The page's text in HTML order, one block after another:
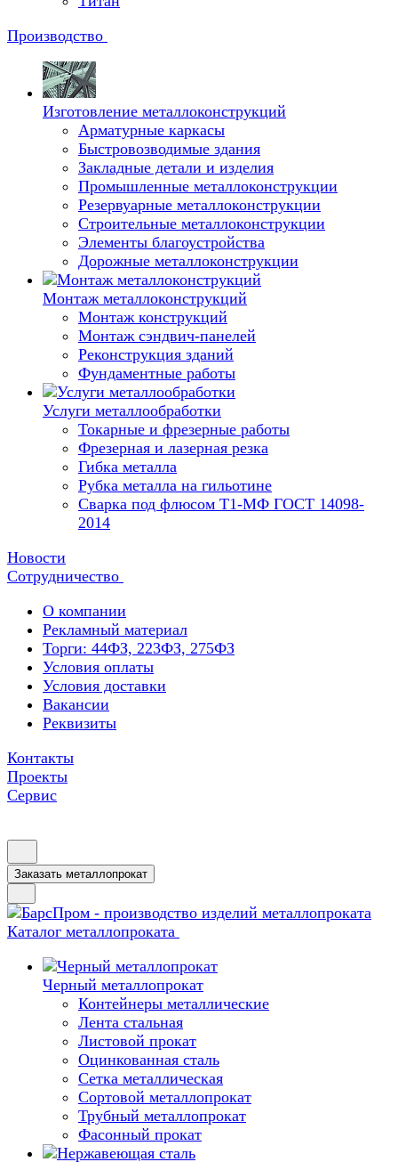
Производство
Изготовление металлоконструкций
Арматурные каркасы
Быстровозводимые здания
Закладные детали и изделия
Промышленные металлоконструкции
Резервуарные металлоконструкции
Строительные металлоконструкции
Элементы благоустройства
Дорожные металлоконструкции
Монтаж металлоконструкций
Монтаж конструкций
Монтаж сэндвич-панелей
Реконструкция зданий
Фундаментные работы
Услуги металлообработки
Токарные и фрезерные работы
Фрезерная и лазерная резка
Гибка металла
Рубка металла на гильотине
Сварка под флюсом Т1-МФ ГОСТ 14098-
2014
Новости
Сотрудничество
О компании
Рекламный материал
Торги: 44ФЗ, 223ФЗ, 275ФЗ
Условия оплаты
Условия доставки
Вакансии
Реквизиты
Контакты
Проекты
Сервис
Заказать металлопрокат
Каталог металлопроката
Черный металлопрокат
Контейнеры металлические
Лента стальная
Листовой прокат
Оцинкованная сталь
Сетка металлическая
Сортовой металлопрокат
Трубный металлопрокат
Фасонный прокат